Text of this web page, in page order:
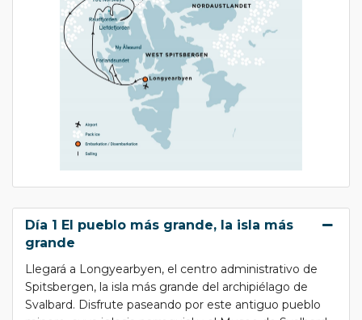
Día 1 El pueblo más grande, la isla más
grande
Llegará a Longyearbyen, el centro administrativo de
Spitsbergen, la isla más grande del archipiélago de
Svalbard. Disfrute paseando por este antiguo pueblo